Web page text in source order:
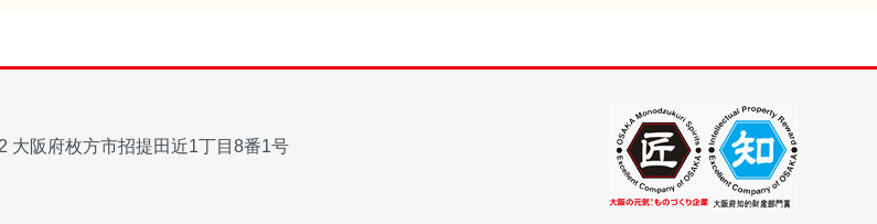
大阪府枚方市招提田近1丁目8番1号